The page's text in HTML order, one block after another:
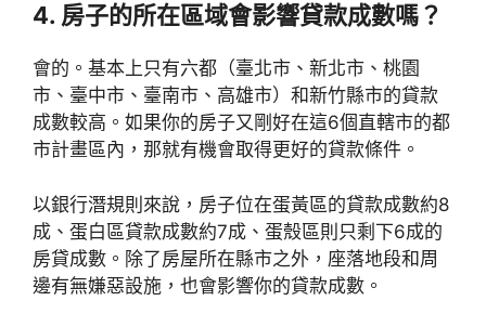
4. 房子的所在區域會影響貸款成數嗎？
會的。基本上只有六都（臺北市、新北市、桃園
市、臺中市、臺南市、高雄市）和新竹縣市的貸款
成數較高。如果你的房子又剛好在這6個直轄市的都
市計畫區內，那就有機會取得更好的貸款條件。
以銀行潛規則來說，房子位在蛋黃區的貸款成數約8
成、蛋白區貸款成數約7成、蛋殼區則只剩下6成的
房貸成數。除了房屋所在縣市之外，座落地段和周
邊有無嫌惡設施，也會影響你的貸款成數。